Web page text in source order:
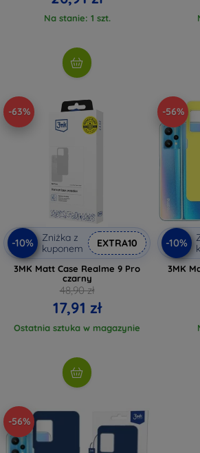
Na stanie: 1 szt.
-63%
-10%
Zniżka z
kuponem
EXTRA10
3MK Matt Case Realme 9 Pro
czarny
48,90 zł
17,91 zł
Ostatnia sztuka w magazynie
-56%
-10%
3MK
-56%